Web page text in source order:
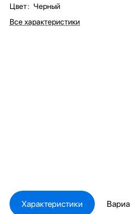
Цвет: Черный
Все характеристики
Характеристики